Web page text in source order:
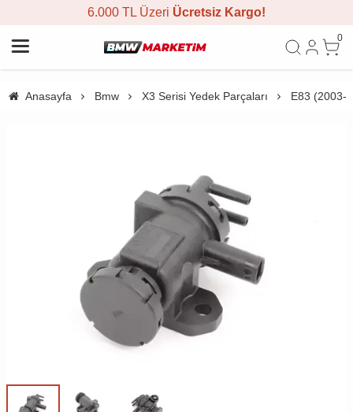
6.000 TL Üzeri Ücretsiz Kargo!
0
Anasayfa Bmw X3 Serisi Yedek Parçaları E83 (2003-